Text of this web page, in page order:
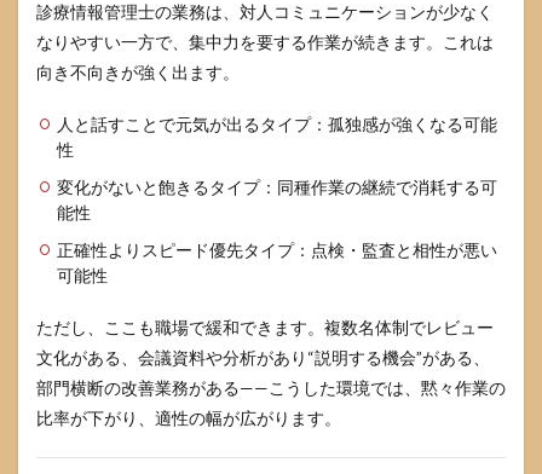
5.2
年収
が伸
すい
条件
ック
リス
ト
5.3
伸び
いキ
ャリ
岐は
「病
意思
診療情報管理士の業務は、対人コミュニケーションが少なく
なりやすい一方で、集中力を要する作業が続きます。これは
向き不向きが強く出ます。
人と話すことで元気が出るタイプ：孤独感が強くなる可能
性
変化がないと飽きるタイプ：同種作業の継続で消耗する可
能性
正確性よりスピード優先タイプ：点検・監査と相性が悪い
可能性
ただし、ここも職場で緩和できます。複数名体制でレビュー
文化がある、会議資料や分析があり“説明する機会”がある、
部門横断の改善業務がある——こうした環境では、黙々作業の
比率が下がり、適性の幅が広がります。